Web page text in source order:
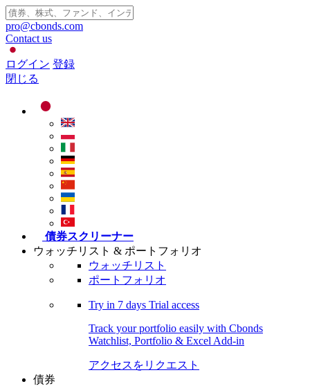
pro@cbonds.com
Contact us
ログイン 登録
閉じる
債券スクリーナー
ウォッチリスト & ポートフォリオ
ウォッチリスト
ポートフォリオ
Try in 7 days Trial access
Track your portfolio easily with Cbonds
Watchlist, Portfolio & Excel Add-in
アクセスをリクエスト
債券